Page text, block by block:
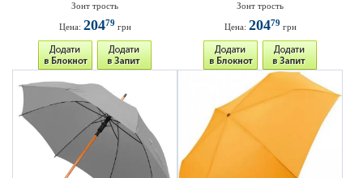
Зонт трость
Цена: 20479 грн
Зонт трость
Цена: 20479 грн